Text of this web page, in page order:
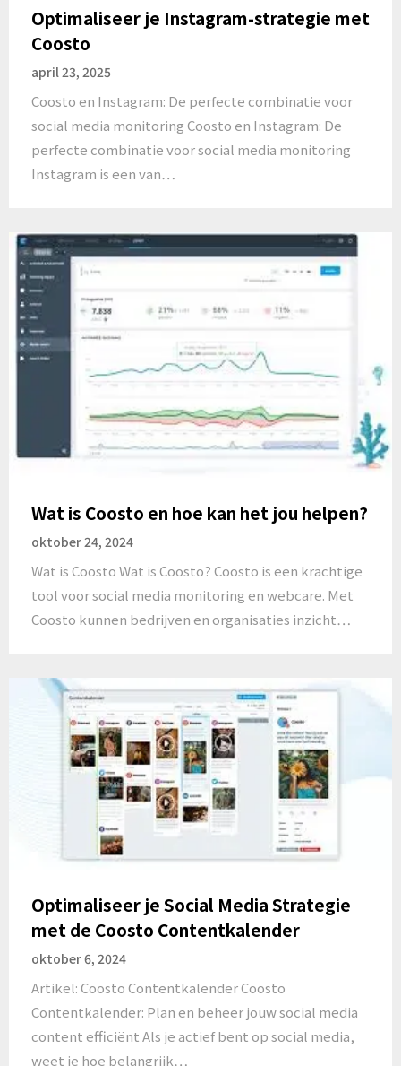
Optimaliseer je Instagram-strategie met
Coosto
april 23, 2025
Coosto en Instagram: De perfecte combinatie voor
social media monitoring Coosto en Instagram: De
perfecte combinatie voor social media monitoring
Instagram is een van…
Wat is Coosto en hoe kan het jou helpen?
oktober 24, 2024
Wat is Coosto Wat is Coosto? Coosto is een krachtige
tool voor social media monitoring en webcare. Met
Coosto kunnen bedrijven en organisaties inzicht…
Optimaliseer je Social Media Strategie
met de Coosto Contentkalender
oktober 6, 2024
Artikel: Coosto Contentkalender Coosto
Contentkalender: Plan en beheer jouw social media
content efficiënt Als je actief bent op social media,
weet je hoe belangrijk…